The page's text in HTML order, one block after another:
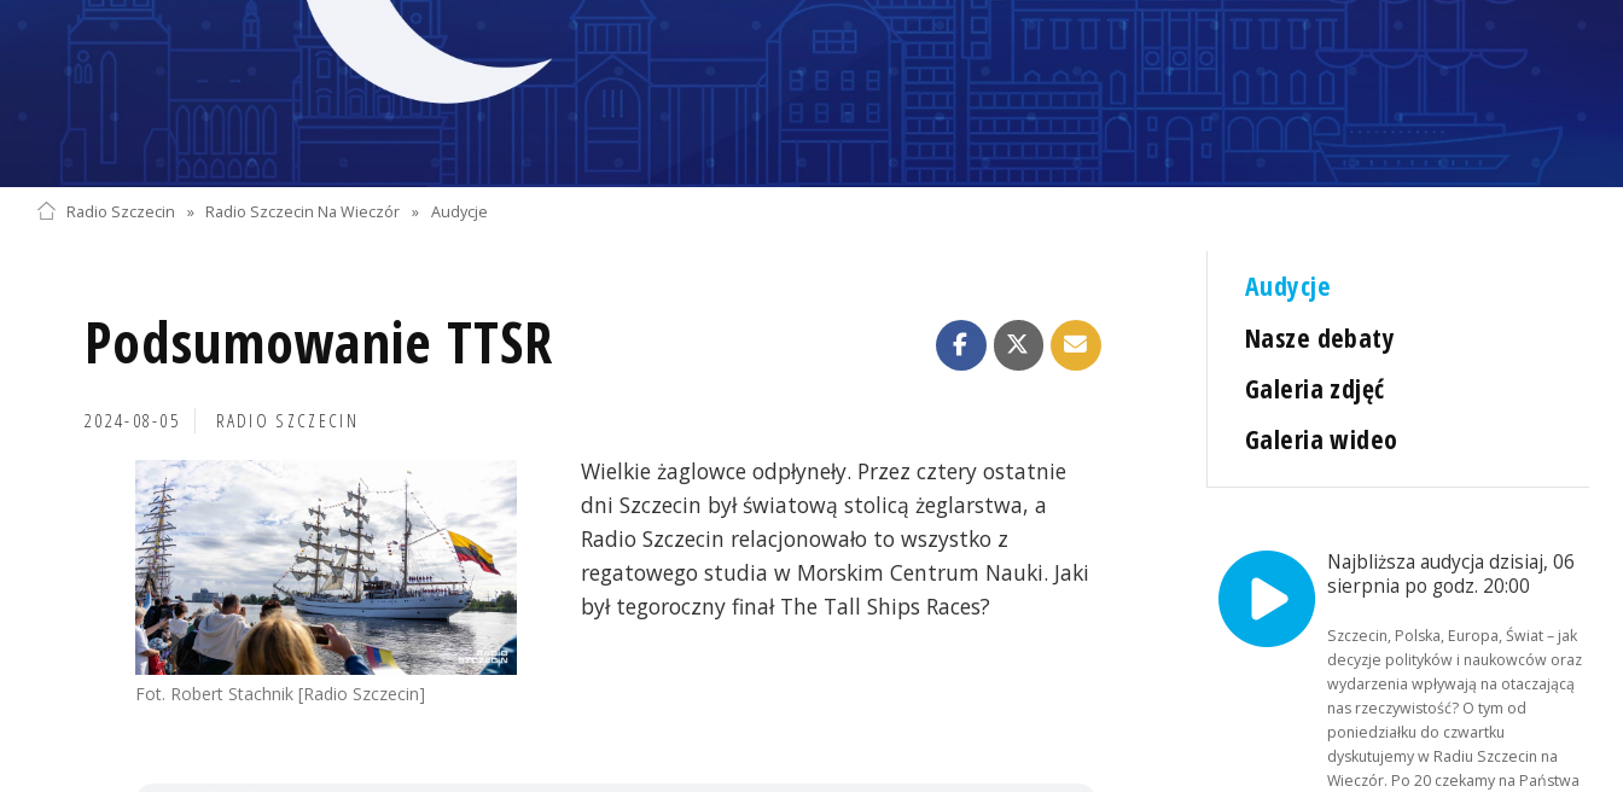
Radio Szczecin » Radio Szczecin Na Wieczór » Audycje
Podsumowanie TTSR
2024-08-05 RADIO SZCZECIN
Fot. Robert Stachnik [Radio Szczecin]
Wielkie żaglowce odpłyneły. Przez cztery ostatnie
dni Szczecin był światową stolicą żeglarstwa, a
Radio Szczecin relacjonowało to wszystko z
regatowego studia w Morskim Centrum Nauki. Jaki
był tegoroczny finał The Tall Ships Races?
Audycje
Nasze debaty
Galeria zdjęć
Galeria wideo
Najbliższa audycja dzisiaj, 06
sierpnia po godz. 20:00
Szczecin, Polska, Europa, Świat – jak
decyzje polityków i naukowców oraz
wydarzenia wpływają na otaczającą
nas rzeczywistość? O tym od
poniedziałku do czwartku
dyskutujemy w Radiu Szczecin na
Wieczór. Po 20 czekamy na Państwa